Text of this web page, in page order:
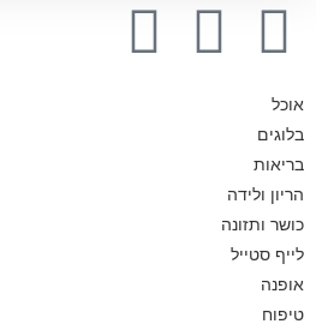
אוכל
בלוגים
בריאות
הריון ולידה
כושר ותזונה
לייף סטייל
אופנה
טיפוח